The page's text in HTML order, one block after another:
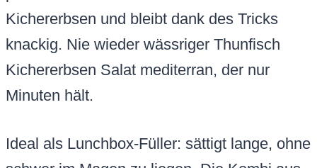
Kichererbsen und bleibt dank des Tricks
knackig. Nie wieder wässriger Thunfisch
Kichererbsen Salat mediterran, der nur
Minuten hält.
Ideal als Lunchbox-Füller: sättigt lange, ohne